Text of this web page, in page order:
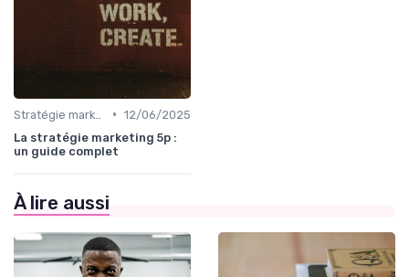
• 12/06/2025
La stratégie marketing 5p :
un guide complet
À lire aussi